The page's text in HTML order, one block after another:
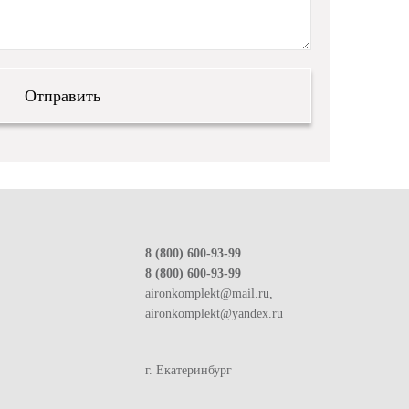
8 (800) 600-93-99
8 (800) 600-93-99
aironkomplekt@mail.ru,
aironkomplekt@yandex.ru
г. Екатеринбург